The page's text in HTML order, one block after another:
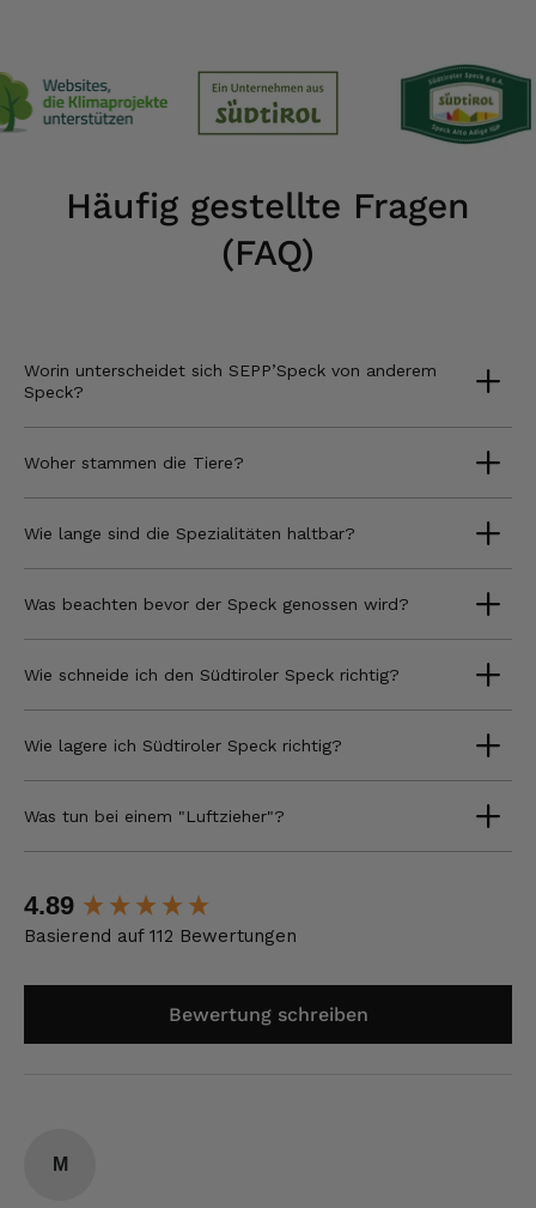
Häufig gestellte Fragen
(FAQ)
Worin unterscheidet sich SEPP’Speck von anderem
Speck?
Woher stammen die Tiere?
Wie lange sind die Spezialitäten haltbar?
Was beachten bevor der Speck genossen wird?
Wie schneide ich den Südtiroler Speck richtig?
Wie lagere ich Südtiroler Speck richtig?
Was tun bei einem "Luftzieher"?
4.89
Basierend auf 112 Bewertungen
Bewertung schreiben
M
New content loaded